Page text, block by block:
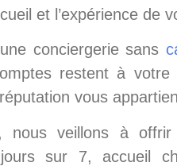
et l’expérience de
conciergerie sans
restent à
vous
nous veillons à offrir
sur 7, accueil